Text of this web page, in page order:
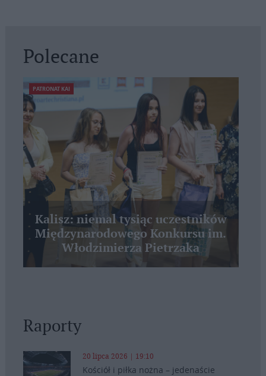
Polecane
PATRONAT KAI
Kalisz: niemal tysiąc uczestników
Międzynarodowego Konkursu im.
Włodzimierza Pietrzaka
Raporty
20 lipca 2026 | 19:10
Kościół i piłka nożna – jedenaście